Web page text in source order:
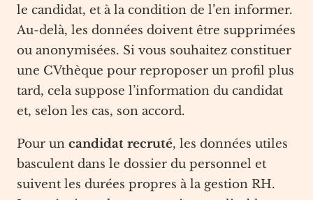
le candidat, et à la condition de l’en informer.
Au-delà, les données doivent être supprimées
ou anonymisées. Si vous souhaitez constituer
une CVthèque pour reproposer un profil plus
tard, cela suppose l’information du candidat
et, selon les cas, son accord.
Pour un candidat recruté, les données utiles
basculent dans le dossier du personnel et
suivent les durées propres à la gestion RH.